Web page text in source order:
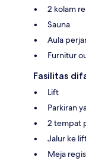
2 kolam
Sauna
Aula
Furnitur
Fasilitas
Lift
Parkiran
2 tempat
Jalur ke
Meja